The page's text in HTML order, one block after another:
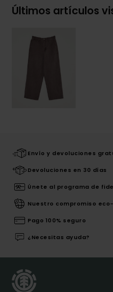
Últimos artículos
Envío y devoluciones
Devoluciones en 30 días
Únete al programa de
Nuestro compromiso
Pago 100% seguro
¿Necesitas ayuda?